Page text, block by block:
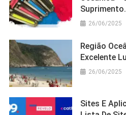
Suprimento.
26/06/2025
Região
Excelente
26/06/2025
Sites E